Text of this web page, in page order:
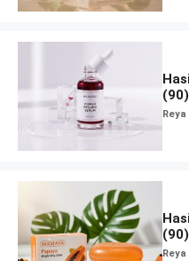
dan
Reya
dan
Reya